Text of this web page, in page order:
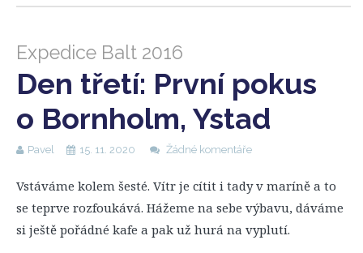
Expedice Balt 2016
Den třetí: První pokus
o Bornholm, Ystad
Pavel 15. 11. 2020 Žádné komentáře
Vstáváme kolem šesté. Vítr je cítit i tady v maríně a to
se teprve rozfoukává. Hážeme na sebe výbavu, dáváme
si ještě pořádné kafe a pak už hurá na vyplutí.